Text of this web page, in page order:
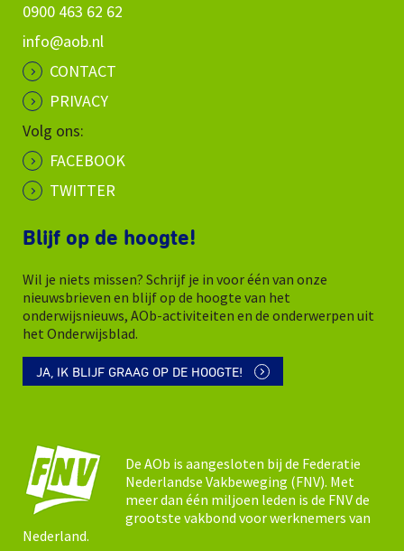
0900 463 62 62
info@aob.nl
CONTACT
PRIVACY
Volg ons:
FACEBOOK
TWITTER
Blijf op de hoogte!
Wil je niets missen? Schrijf je in voor één van onze
nieuwsbrieven en blijf op de hoogte van het
onderwijsnieuws, AOb-activiteiten en de onderwerpen uit
het Onderwijsblad.
JA, IK BLIJF GRAAG OP DE HOOGTE!
De AOb is aangesloten bij de Federatie
Nederlandse Vakbeweging (FNV). Met
meer dan één miljoen leden is de FNV de
grootste vakbond voor werknemers van
Nederland.